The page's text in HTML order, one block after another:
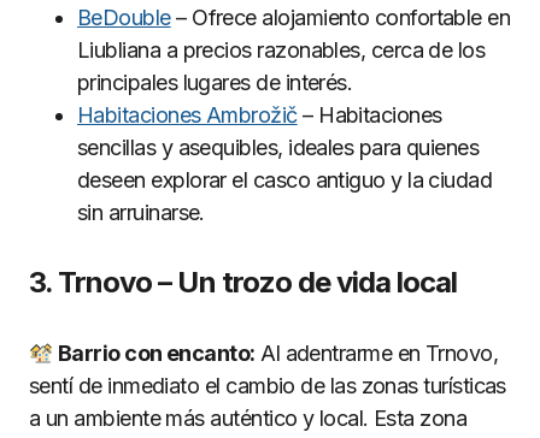
BeDouble– Ofrece alojamiento confortable en
Liubliana a precios razonables, cerca de los
principales lugares de interés.
Habitaciones Ambrožič– Habitaciones
sencillas y asequibles, ideales para quienes
deseen explorar el casco antiguo y la ciudad
sin arruinarse.
3. Trnovo – Un trozo de vida local
Barrio con encanto: Al adentrarme en Trnovo,
sentí de inmediato el cambio de las zonas turísticas
a un ambiente más auténtico y local. Esta zona